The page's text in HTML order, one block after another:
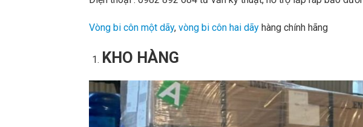
Vòng bi côn một dãy, vòng bi côn hai dãy hàng chính hãng
KHO HÀNG